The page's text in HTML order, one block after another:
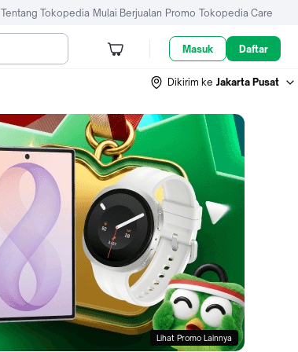
Tentang Tokopedia Mulai Berjualan Promo Tokopedia Care
Masuk Daftar
Dikirim ke Jakarta Pusat
Lihat Promo Lainnya